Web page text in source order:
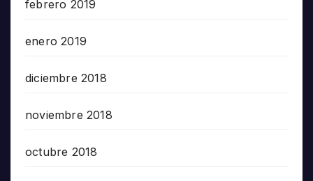
febrero 2019
enero 2019
diciembre 2018
noviembre 2018
octubre 2018